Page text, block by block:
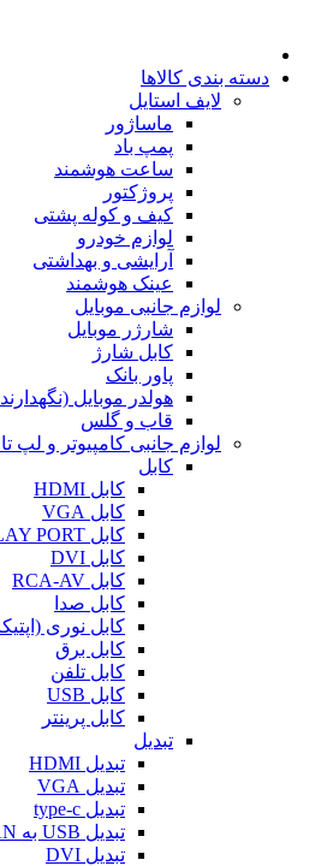
دسته بندی کالاها
لایف استایل
ماساژور
پمپ باد
ساعت هوشمند
پروژکتور
کیف و کوله پشتی
لوازم خودرو
آرایشی و بهداشتی
عینک هوشمند
لوازم جانبی موبایل
شارژر موبایل
کابل شارژ
پاور بانک
هولدر موبایل
قاب و گلس
لوازم جانبی کامپیوتر و لپ
کابل
کابل HDMI
کابل VGA
کابل DISPLAY PORT
کابل DVI
کابل RCA-AV
کابل صدا
کابل نوری
کابل برق
کابل تلفن
کابل USB
کابل پرینتر
تبدیل
تبدیل HDMI
تبدیل VGA
تبدیل type-c
تبدیل USB به LAN
تبدیل DVI